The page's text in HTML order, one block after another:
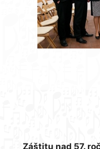
Záštitu nad 57.